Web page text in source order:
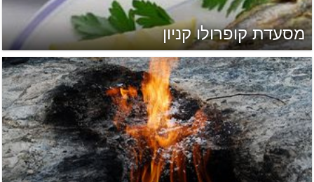
מסעדת קופרולו קניון